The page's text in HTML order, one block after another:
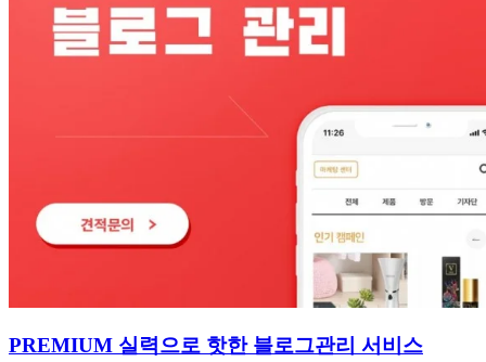
PREMIUM 실력으로 핫한 블로그관리 서비스